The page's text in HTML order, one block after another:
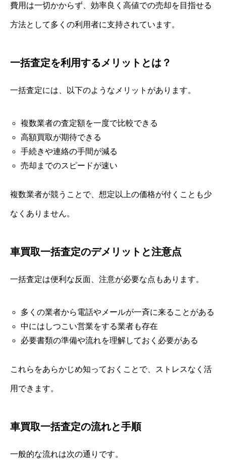
費用は一切かからず、効率良く高値での売却を目指せる
方法として多くの利用者に支持されています。
一括査定を利用するメリットとは？
一括査定には、以下のようなメリットがあります。
複数業者の査定額を一度で比較できる
高額買取が期待できる
手続きや連絡の手間が減る
売却までのスピードが速い
複数業者が競うことで、想定以上の価格が付くことも少
なくありません。
車買取一括査定のデメリットと注意点
一括査定は便利な反面、注意が必要な点もあります。
多くの業者から電話やメールが一斉に来ることがある
中にはしつこい営業をする業者も存在
必要書類の準備や流れを理解しておく必要がある
これらをあらかじめ知っておくことで、ストレスなく活
用できます。
車買取一括査定の流れと手順
一般的な流れは次の通りです。